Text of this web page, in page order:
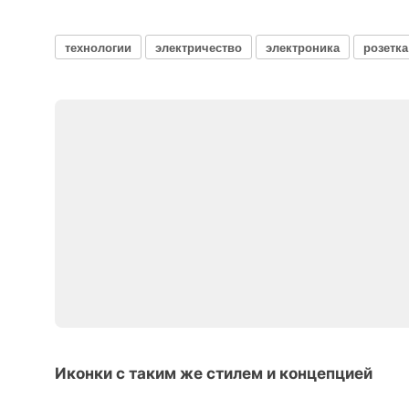
технологии электричество электроника розетка
Иконки с таким же стилем и концепцией